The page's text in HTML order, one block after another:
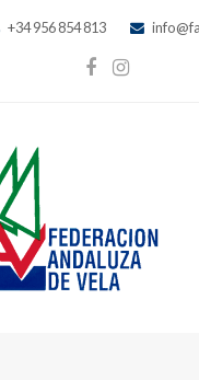
+34 956 854 813
Facebook
Instagram